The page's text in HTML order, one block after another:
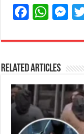
F
c
e
b
o
o
k
W
at
s
A
p
p
M
ss
n
g
e
r
Related Articles